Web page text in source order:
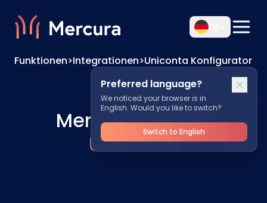
Preferred language?
We noticed your browser is in
English. Would you like to switch?
Switch to English
Funktionen>Integrationen>Uniconta Konfigurator
Mercura CPQ für
Uniconta